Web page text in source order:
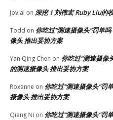
Jovial on 深挖！刘伟宏 Ruby Liu的
Todd on 你吃过“测速摄像头”罚单
像头 推出妥协方案
Yan Qing Chen on 你吃过“测速摄像
的测速摄像头 推出妥协方案
Roxanne on 你吃过“测速摄像头”罚
摄像头 推出妥协方案
Qiang Ni on 你吃过“测速摄像头”罚